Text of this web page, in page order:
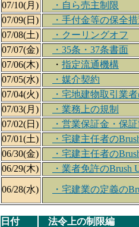
07/10(月)
・自ら売主制限
07/09(日)
・手付金等の保全
07/08(土)
・クーリングオフ
07/07(金)
・35条・37条書面
07/06(木)
・ 指定流通機構
07/05(水)
・媒介契約
07/04(火)
・宅地建物取引業
07/03(月)
・業務上の規制
07/02(日)
・営業保証金・保
07/01(土)
・宅建主任者の
06/30(金)
・宅建主任者の
06/29(木)
・業者免許のBrush
06/28(水) ・宅建業の定義の
日付 法令上の制限編